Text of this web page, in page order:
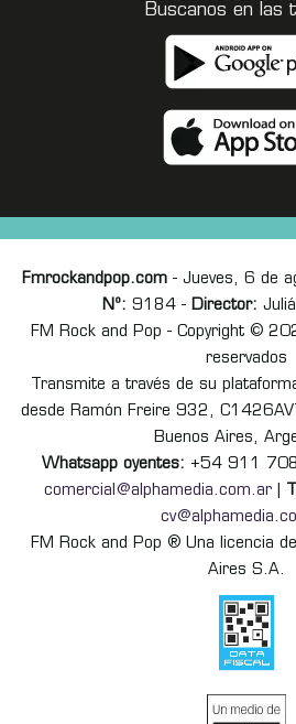
Buscanos en las
Fmrockandpop.com- Jueves, 6 de
Nº: 9184 - Director:
FM Rock and Pop - Copyright ©
reservados
Transmite a través de su
desde Ramón Freire 932,
Buenos Aires,
Whatsapp oyentes: +54 911
comercial@alphamedia.com.ar
FM Rock and Pop ® Una licencia
Aires S.A.